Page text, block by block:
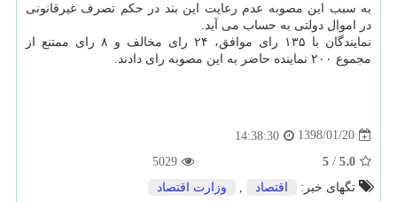
به سبب این مصوبه عدم رعایت این بند در حكم تصرف غیرقانونی
در اموال دولتی به حساب می آید.
نمایندگان با ۱۳۵ رای موافق، ۲۴ رای مخالف و ۸ رای ممتنع از
مجموع ۲۰۰ نماینده حاضر به این مصوبه رای دادند.
1398/01/20
14:38:30
5.0
/
5
5029
تگهای خبر:
اقتصاد وزارت اقتصاد